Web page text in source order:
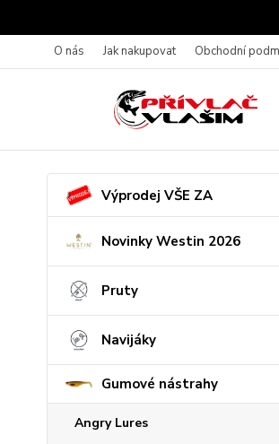
O nás Jak nakupovat Obchodní
Výprodej VŠE ZA
Novinky Westin 2026
Pruty
Navijáky
Gumové nástrahy
Angry Lures